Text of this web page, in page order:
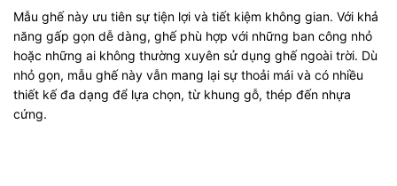
Mẫu ghế này ưu tiên sự tiện lợi và tiết kiệm không gian. Với khả
năng gấp gọn dễ dàng, ghế phù hợp với những ban công nhỏ
hoặc những ai không thường xuyên sử dụng ghế ngoài trời. Dù
nhỏ gọn, mẫu ghế này vẫn mang lại sự thoải mái và có nhiều
thiết kế đa dạng để lựa chọn, từ khung gỗ, thép đến nhựa
cứng.